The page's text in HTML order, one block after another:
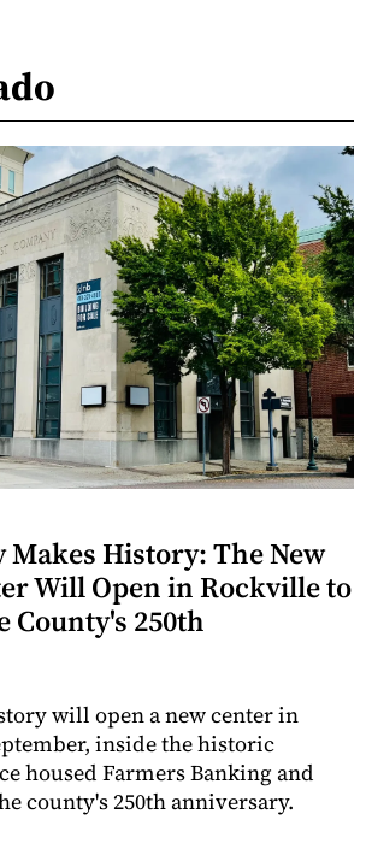
History: The New
Will Open in Rockville to
County's 250th
will open a new center in
inside the historic
housed Farmers Banking and
county's 250th anniversary.